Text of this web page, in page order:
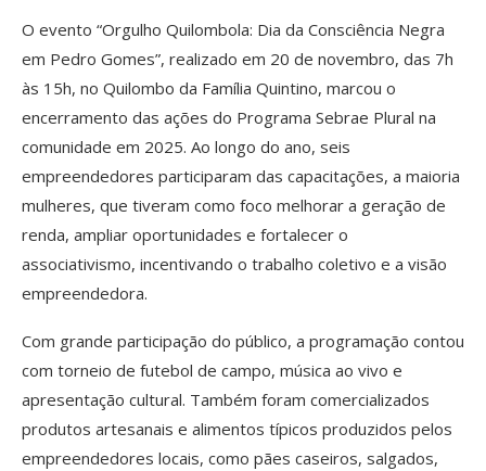
O evento “Orgulho Quilombola: Dia da Consciência Negra
em Pedro Gomes”, realizado em 20 de novembro, das 7h
às 15h, no Quilombo da Família Quintino, marcou o
encerramento das ações do Programa Sebrae Plural na
comunidade em 2025. Ao longo do ano, seis
empreendedores participaram das capacitações, a maioria
mulheres, que tiveram como foco melhorar a geração de
renda, ampliar oportunidades e fortalecer o
associativismo, incentivando o trabalho coletivo e a visão
empreendedora.
Com grande participação do público, a programação contou
com torneio de futebol de campo, música ao vivo e
apresentação cultural. Também foram comercializados
produtos artesanais e alimentos típicos produzidos pelos
empreendedores locais, como pães caseiros, salgados,